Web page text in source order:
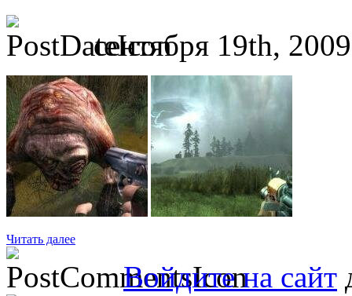
сентября 19th,
Читать далее
Войдите на сайт